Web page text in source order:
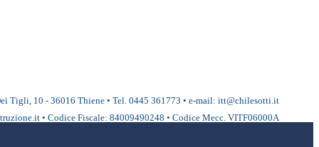
Tigli, 10 - 36016 Thiene • Tel. 0445 361773 • e-mail: itt@chilesotti.it
• Codice Fiscale: 84009490248 • Codice Mecc. VITF06000A